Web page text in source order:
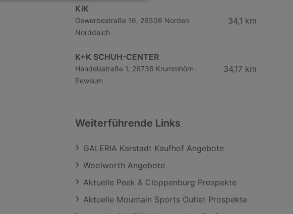
KiK
Gewerbestraße 16, 26506 Norden
Norddeich
34,1 km
K+K SCHUH-CENTER
Handelsstraße 1, 26736 Krummhörn-
Pewsum
34,17 km
Weiterführende Links
GALERIA Karstadt Kaufhof Angebote
Woolworth Angebote
Aktuelle Peek & Cloppenburg Prospekte
Aktuelle Mountain Sports Outlet Prospekte